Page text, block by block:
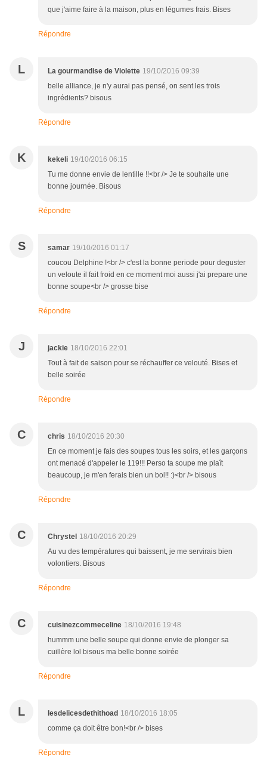
que j'aime faire à la maison, plus en légumes frais. Bises
Répondre
L La gourmandise de Violette 19/10/2016 09:39
belle alliance, je n'y aurai pas pensé, on sent les trois
ingrédients? bisous
Répondre
K kekeli 19/10/2016 06:15
Tu me donne envie de lentille !!<br /> Je te souhaite une
bonne journée. Bisous
Répondre
S samar 19/10/2016 01:17
coucou Delphine !<br /> c'est la bonne periode pour deguster
un veloute il fait froid en ce moment moi aussi j'ai prepare une
bonne soupe<br /> grosse bise
Répondre
J jackie 18/10/2016 22:01
Tout à fait de saison pour se réchauffer ce velouté. Bises et
belle soirée
Répondre
C chris 18/10/2016 20:30
En ce moment je fais des soupes tous les soirs, et les garçons
ont menacé d'appeler le 119!!! Perso ta soupe me plaît
beaucoup, je m'en ferais bien un bol!! :)<br /> bisous
Répondre
C Chrystel 18/10/2016 20:29
Au vu des températures qui baissent, je me servirais bien
volontiers. Bisous
Répondre
C cuisinezcommeceline 18/10/2016 19:48
hummm une belle soupe qui donne envie de plonger sa
cuillère lol bisous ma belle bonne soirée
Répondre
L lesdelicesdethithoad 18/10/2016 18:05
comme ça doit être bon!<br /> bises
Répondre